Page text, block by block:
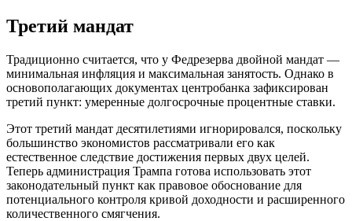
Третий мандат
Традиционно считается, что у Федрезерва двойной мандат —
минимальная инфляция и максимальная занятость. Однако в
основополагающих документах центробанка зафиксирован
третий пункт: умеренные долгосрочные процентные ставки.
Этот третий мандат десятилетиями игнорировался, поскольку
большинство экономистов рассматривали его как
естественное следствие достижения первых двух целей.
Теперь администрация Трампа готова использовать этот
законодательный пункт как правовое обоснование для
потенциального контроля кривой доходности и расширенного
количественного смягчения.